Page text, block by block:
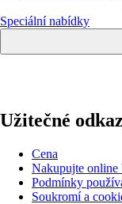
Speciální nabídky
Užitečné
Cena
Nakupujte online
Podmínky
Soukromí a